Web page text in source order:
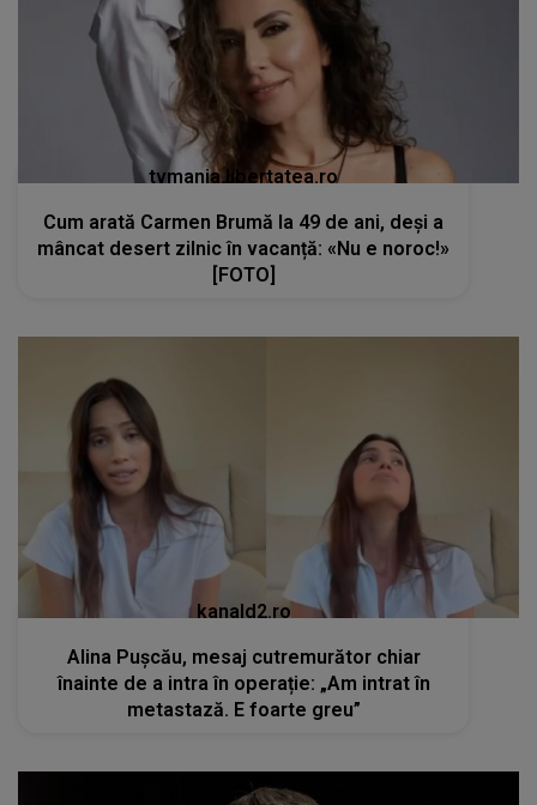
tvmania.libertatea.ro
Cum arată Carmen Brumă la 49 de ani, deși a
mâncat desert zilnic în vacanță: «Nu e noroc!»
[FOTO]
kanald2.ro
Alina Pușcău, mesaj cutremurător chiar
înainte de a intra în operație: „Am intrat în
metastază. E foarte greu”